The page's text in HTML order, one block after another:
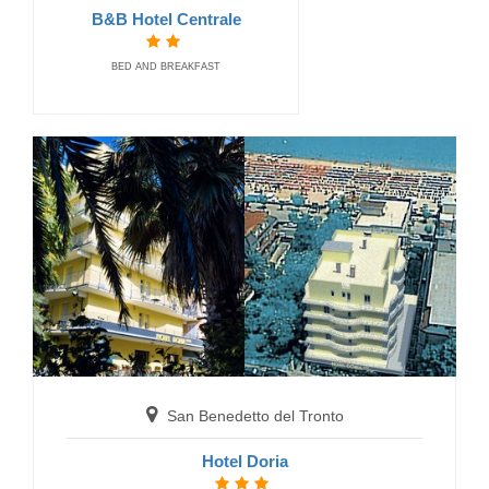
San Benedetto del Tronto
Affittacamere Acquapazza Rooms
GASTHÄUSER
B&B Hotel Centrale
BED AND BREAKFAST
San Benedetto del Tronto
Hotel Doria